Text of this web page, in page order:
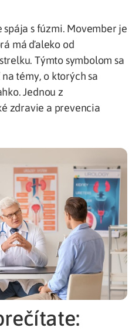
s fúzmi. Movember je
má ďaleko od
Týmto symbolom sa
témy, o ktorých sa
Jednou z
zdravie a prevencia